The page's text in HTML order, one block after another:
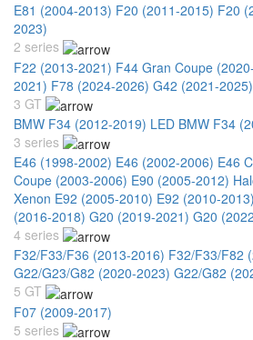
E81 (2004-2013) F20 (2011-2015) F20
2023)
2 series
F22 (2013-2021) F44 Gran Coupe
2021) F78 (2024-2026) G42 (2021-2025)
3 GT
BMW F34 (2012-2019) LED BMW F34
3 series
E46 (1998-2002) E46 (2002-2006) E46
Coupe (2003-2006) E90 (2005-2012)
Xenon E92 (2005-2010) E92 (2010-2013)
(2016-2018) G20 (2019-2021) G20
4 series
F32/F33/F36 (2013-2016) F32/F33/F82
G22/G23/G82 (2020-2023) G22/G82
5 GT
F07 (2009-2017)
5 series